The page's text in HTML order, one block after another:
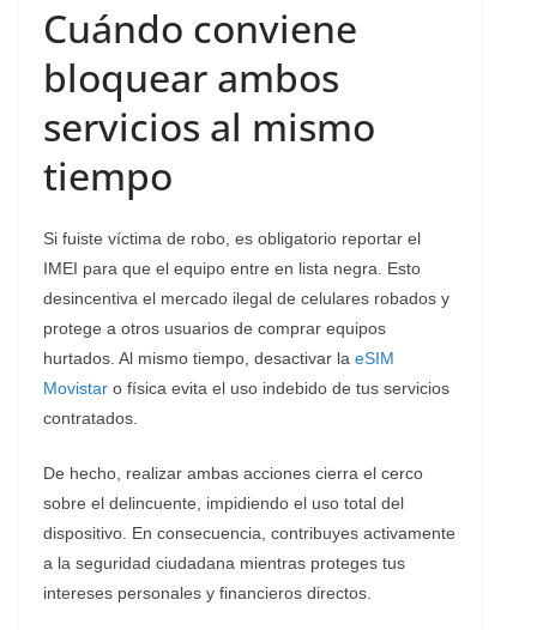
Cuándo conviene
bloquear ambos
servicios al mismo
tiempo
​Si fuiste víctima de robo, es obligatorio reportar el
IMEI para que el equipo entre en lista negra. Esto
desincentiva el mercado ilegal de celulares robados y
protege a otros usuarios de comprar equipos
hurtados. Al mismo tiempo, desactivar la eSIM
Movistar o física evita el uso indebido de tus servicios
contratados.
De hecho, realizar ambas acciones cierra el cerco
sobre el delincuente, impidiendo el uso total del
dispositivo. En consecuencia, contribuyes activamente
a la seguridad ciudadana mientras proteges tus
intereses personales y financieros directos.